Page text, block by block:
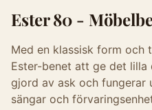
Ester 80 -
Med en klassisk form och
Ester-benet att ge det
gjord av ask och
sängar och